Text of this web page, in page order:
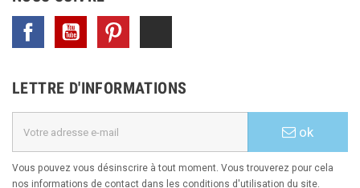
Facebook YouTube
LETTRE D'INFORMATIONS
ok
Vous pouvez vous désinscrire à tout moment. Vous trouverez pour cela
nos informations de contact dans les conditions d'utilisation du site.